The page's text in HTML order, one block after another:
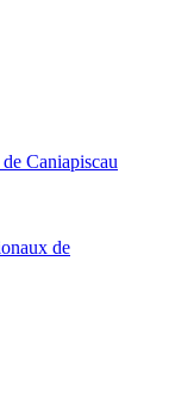
Caniapiscau
de